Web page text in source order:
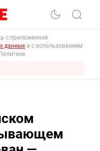
с приложенной
данных и с использованием